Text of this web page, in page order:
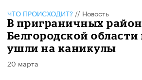
ЧТО ПРОИСХОДИТ? // Новость
В приграничных
Белгородской
ушли на каникулы
20 марта